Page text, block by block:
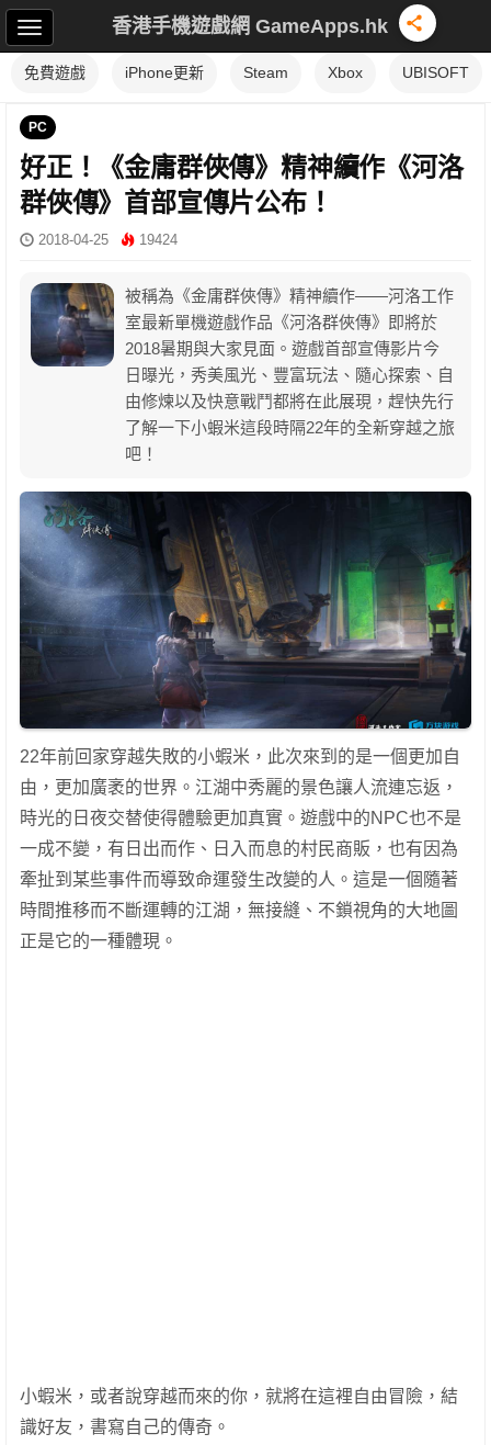
香港手機遊戲網 GameApps.hk
免費遊戲 iPhone更新 Steam Xbox UBISOFT
PC
好正！《金庸群俠傳》精神續作《河洛
群俠傳》首部宣傳片公布！
2018-04-25 19424
被稱為《金庸群俠傳》精神續作――河洛工作
室最新單機遊戲作品《河洛群俠傳》即將於
2018暑期與大家見面。遊戲首部宣傳影片今
日曝光，秀美風光、豐富玩法、隨心探索、自
由修煉以及快意戰鬥都將在此展現，趕快先行
了解一下小蝦米這段時隔22年的全新穿越之旅
吧！
22年前回家穿越失敗的小蝦米，此次來到的是一個更加自
由，更加廣袤的世界。江湖中秀麗的景色讓人流連忘返，
時光的日夜交替使得體驗更加真實。遊戲中的NPC也不是
一成不變，有日出而作、日入而息的村民商販，也有因為
牽扯到某些事件而導致命運發生改變的人。這是一個隨著
時間推移而不斷運轉的江湖，無接縫、不鎖視角的大地圖
正是它的一種體現。
小蝦米，或者說穿越而來的你，就將在這裡自由冒險，結
識好友，書寫自己的傳奇。